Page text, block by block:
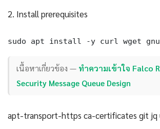
2. Install prerequisites
sudo apt install -y curl wget
เนื้อหาเกี่ยวข้อง — ทำความเข้าใจ Falco
Security Message Queue Design
apt-transport-https ca-certificates git jq